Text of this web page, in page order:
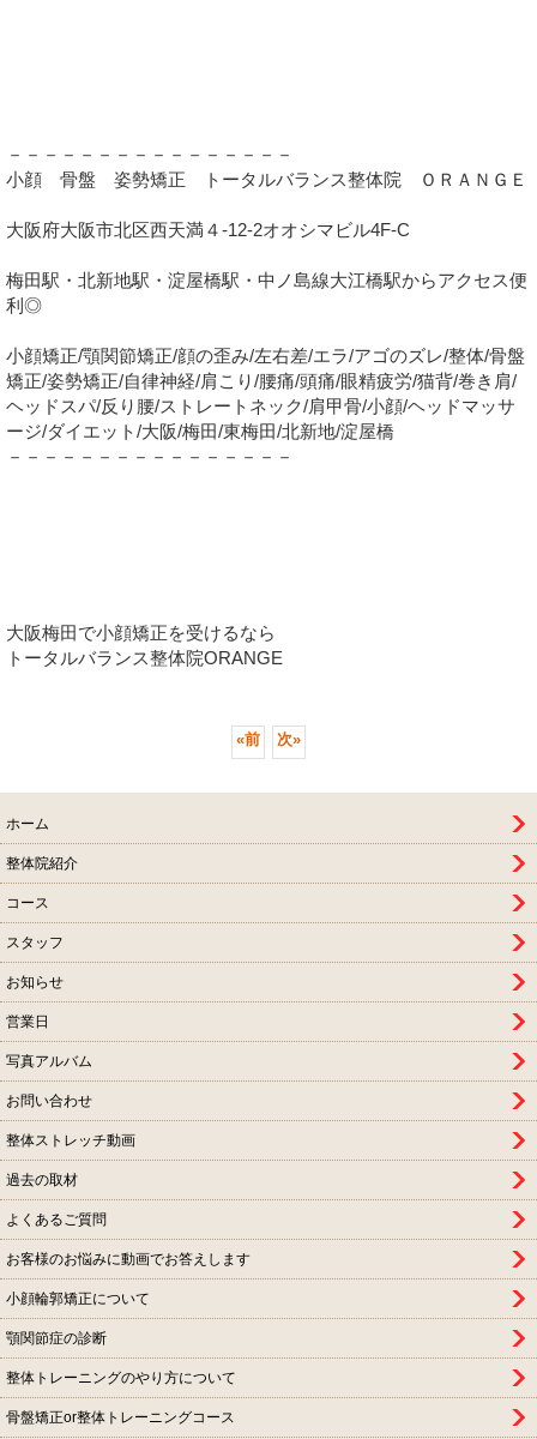
－－－－－－－－－－－－－－－－
小顔 骨盤 姿勢矯正 トータルバランス整体院 ＯＲＡＮＧＥ
大阪府大阪市北区西天満４-12-2オオシマビル4F-C
梅田駅・北新地駅・淀屋橋駅・中ノ島線大江橋駅からアクセス便
利◎
小顔矯正/顎関節矯正/顔の歪み/左右差/エラ/アゴのズレ/整体/骨盤
矯正/姿勢矯正/自律神経/肩こり/腰痛/頭痛/眼精疲労/猫背/巻き肩/
ヘッドスパ/反り腰/ストレートネック/肩甲骨/小顔/ヘッドマッサ
ージ/ダイエット/大阪/梅田/東梅田/北新地/淀屋橋
－－－－－－－－－－－－－－－－
大阪梅田で小顔矯正を受けるなら
トータルバランス整体院ORANGE
«前 次»
ホーム
整体院紹介
コース
スタッフ
お知らせ
営業日
写真アルバム
お問い合わせ
整体ストレッチ動画
過去の取材
よくあるご質問
お客様のお悩みに動画でお答えします
小顔輪郭矯正について
顎関節症の診断
整体トレーニングのやり方について
骨盤矯正or整体トレーニングコース